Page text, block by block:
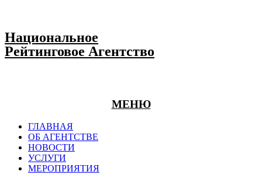
Национальное
Рейтинговое Агентство
МЕНЮ
ГЛАВНАЯ
ОБ АГЕНТСТВЕ
НОВОСТИ
УСЛУГИ
МЕРОПРИЯТИЯ